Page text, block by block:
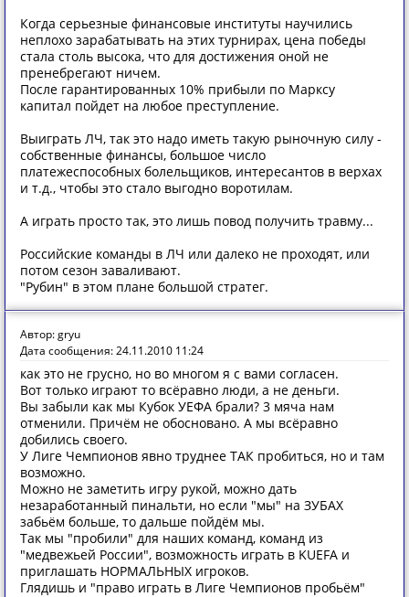
Когда серьезные финансовые институты научились
неплохо зарабатывать на этих турнирах, цена победы
стала столь высока, что для достижения оной не
пренебрегают ничем.
После гарантированных 10% прибыли по Марксу
капитал пойдет на любое преступление.
Выиграть ЛЧ, так это надо иметь такую рыночную силу -
собственные финансы, большое число
платежеспособных болельщиков, интересантов в верхах
и т.д., чтобы это стало выгодно воротилам.
А играть просто так, это лишь повод получить травму...
Российские команды в ЛЧ или далеко не проходят, или
потом сезон заваливают.
"Рубин" в этом плане большой стратег.
Автор: gryu
Дата сообщения: 24.11.2010 11:24
как это не грусно, но во многом я с вами согласен.
Вот только играют то всёравно люди, а не деньги.
Вы забыли как мы Кубок УЕФА брали? 3 мяча нам
отменили. Причём не обосновано. А мы всёравно
добились своего.
У Лиге Чемпионов явно труднее ТАК пробиться, но и там
возможно.
Можно не заметить игру рукой, можно дать
незаработанный пинальти, но если "мы" на ЗУБАХ
забьём больше, то дальше пойдём мы.
Так мы "пробили" для наших команд, команд из
"медвежьей России", возможность играть в KUEFA и
приглашать НОРМАЛЬНЫХ игроков.
Глядишь и "право играть в Лиге Чемпионов пробьём"